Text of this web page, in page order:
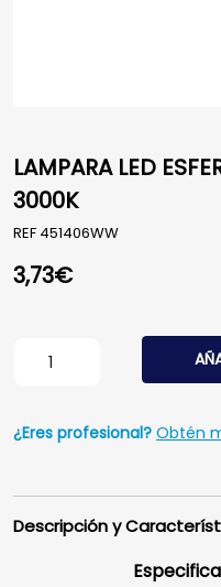
LAMPARA LED
3000K
REF 451406WW
3,73€
LAMPARA LED
¿Eres profesional? Obtén
Descripción y